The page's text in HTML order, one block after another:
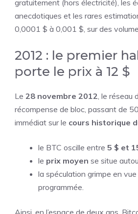
gratuitement (hors électricité), les
anecdotiques et les rares
0,0001 $ à 0,001 $, sur des
2012 : le premier
porte le prix à 12 $
Le 28 novembre 2012, le réseau
récompense de bloc, passant de
immédiat sur le cours historique
le BTC oscille entre 5 $ et
le prix moyen se situe
la spéculation grimpe en
programmée.
Ainsi, en l’espace de deux ans,